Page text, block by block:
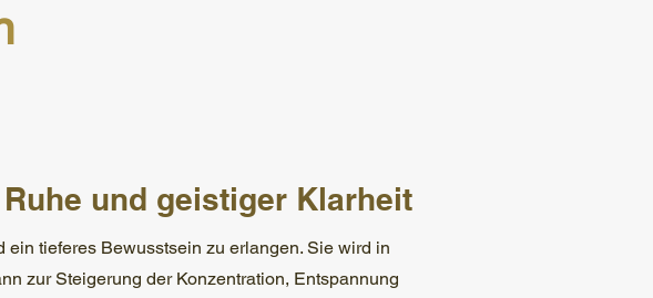
und geistiger Klarheit
tieferes Bewusstsein zu erlangen. Sie wird in
zur Steigerung der Konzentration, Entspannung